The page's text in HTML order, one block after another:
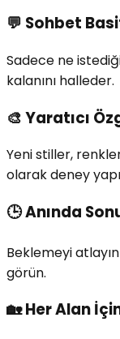
💬 Sohbet
Sadece ne
kalanını halleder.
🎨Yaratıcı
Yeni stiller,
olarak deney
🕒Anında
Beklemeyi
görün.
🏡Her Alan